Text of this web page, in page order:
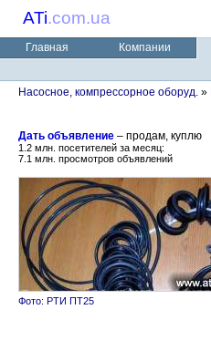
ATi.com.ua
Главная Компании
Насосное, компрессорное оборуд. »
Дать объявление – продам, куплю
1.2 млн. посетителей за месяц:
7.1 млн. просмотров объявлений
Фото: РТИ ПТ25